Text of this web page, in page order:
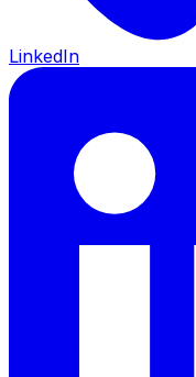
LinkedIn